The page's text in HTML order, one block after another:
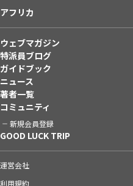
アフリカ
ウェブマガジン
特派員ブログ
ガイドブック
ニュース
著者一覧
コミュニティ
新規会員登録
GOOD LUCK TRIP
運営会社
利用規約